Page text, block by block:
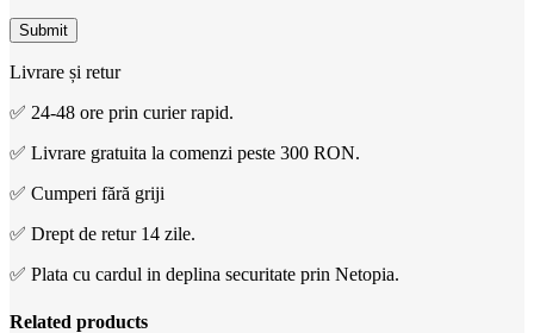
Livrare și retur
✅ 24-48 ore prin curier rapid.
✅ Livrare gratuita la comenzi peste 300 RON.
✅ Cumperi fără griji
✅ Drept de retur 14 zile.
✅ Plata cu cardul in deplina securitate prin Netopia.
Related products